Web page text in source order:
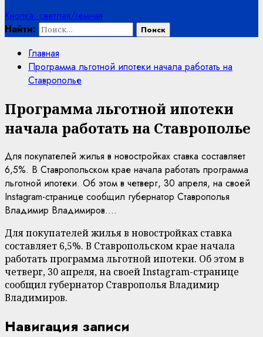
Кнопка: светлая/темная
Найти:
Главная
Программа льготной ипотеки начала работать на
Ставрополье
Программа льготной ипотеки
начала работать на Ставрополье
Для покупателей жилья в новостройках ставка составляет
6,5%. В Ставропольском крае начала работать программа
льготной ипотеки. Об этом в четверг, 30 апреля, на своей
Instagram-странице сообщил губернатор Ставрополья
Владимир Владимиров....
Для покупателей жилья в новостройках ставка
составляет 6,5%. В Ставропольском крае начала
работать программа льготной ипотеки. Об этом в
четверг, 30 апреля, на своей Instagram-странице
сообщил губернатор Ставрополья Владимир
Владимиров.
Навигация записи